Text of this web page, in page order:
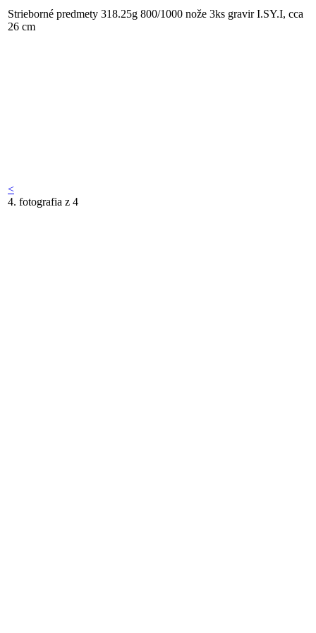
Strieborné predmety 318.25g 800/1000 nože 3ks gravir I.SY.I, cca
26 cm
<
4. fotografia z 4